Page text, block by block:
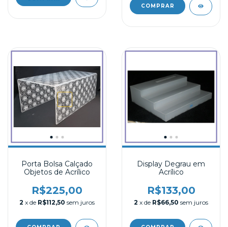
Porta Bolsa Calçado
Objetos de Acrílico
R$225,00
2 x de R$112,50 sem juros
Display Degrau em
Acrílico
R$133,00
2 x de R$66,50 sem juros